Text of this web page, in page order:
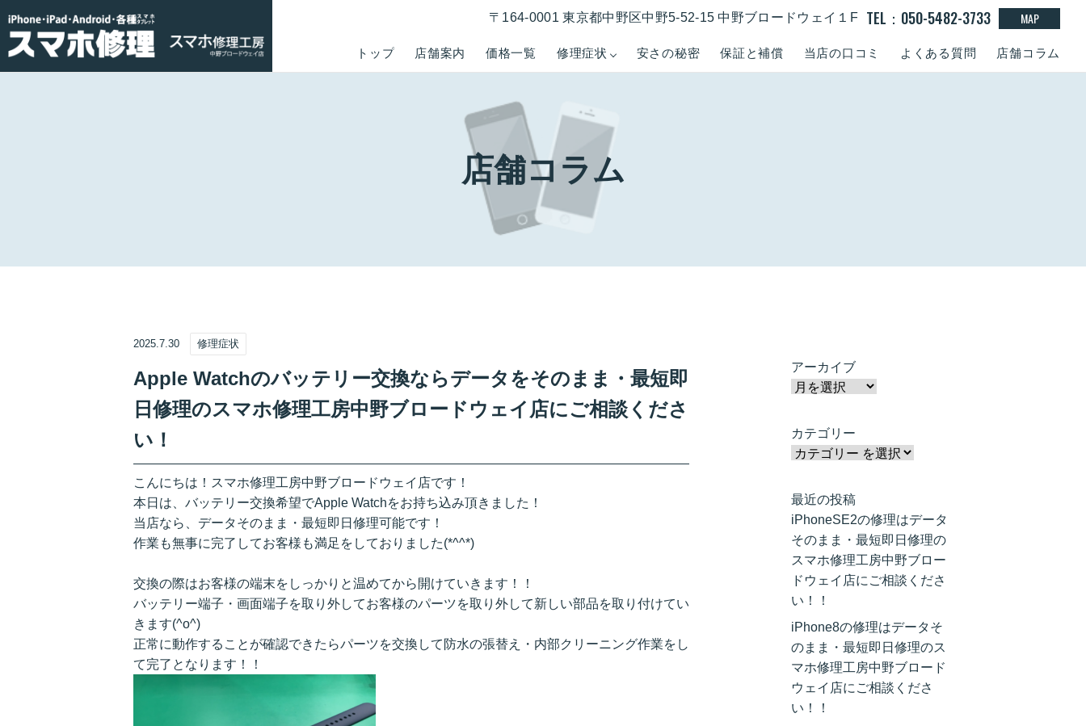
トップ 店舗案内 価格一覧 修理症状 安さの秘密 保証と補償 当店の口コミ よくある質問 店舗コラム
〒164-0001 東京都中野区中野5-52-15 中野ブロードウェイ１F TEL：050-5482-3733 MAP
店舗コラム
2025.7.30 修理症状
Apple Watchのバッテリー交換ならデータをそのまま・最短即
日修理のスマホ修理工房中野ブロードウェイ店にご相談くださ
い！
こんにちは！スマホ修理工房中野ブロードウェイ店です！
本日は、バッテリー交換希望でApple Watchをお持ち込み頂きました！
当店なら、データそのまま・最短即日修理可能です！
作業も無事に完了してお客様も満足をしておりました(*^^*)
交換の際はお客様の端末をしっかりと温めてから開けていきます！！
バッテリー端子・画面端子を取り外してお客様のパーツを取り外して新しい部品を取り付けてい
きます(^o^)
正常に動作することが確認できたらパーツを交換して防水の張替え・内部クリーニング作業をし
て完了となります！！
アーカイブ
カテゴリー
最近の投稿
iPhoneSE2の修理はデータ
そのまま・最短即日修理の
スマホ修理工房中野ブロー
ドウェイ店にご相談くださ
い！！
iPhone8の修理はデータそ
のまま・最短即日修理のス
マホ修理工房中野ブロード
ウェイ店にご相談くださ
い！！